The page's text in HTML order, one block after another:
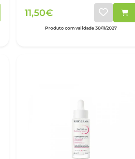
11,50€
Produto com validade 30/11/2027